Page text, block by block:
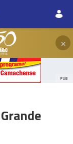
×
PUB